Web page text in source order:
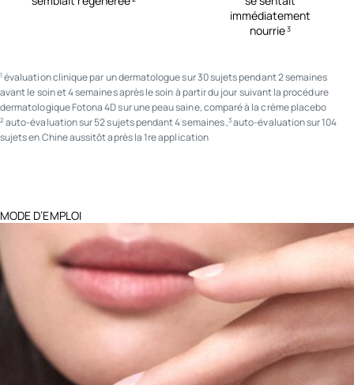
immédiatement
nourrie3
1 évaluation clinique par un dermatologue sur 30 sujets pendant 2 semaines
avant le soin et 4 semaines après le soin à partir du jour suivant la procédure
dermatologique Fotona 4D sur une peau saine, comparé à la crème placebo
2 auto-évaluation sur 52 sujets pendant 4 semaines ,3 auto-évaluation sur 104
sujets en Chine aussitôt après la 1re application
MODE D’EMPLOI